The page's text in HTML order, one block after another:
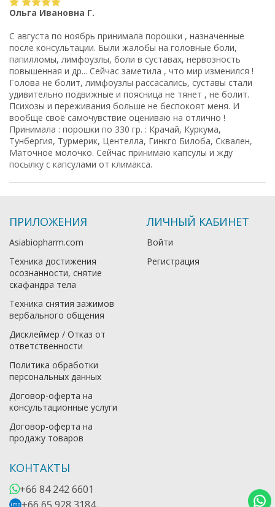
Ольга Ивановна Г.
С августа по ноябрь принимала порошки , назначенные
после консультации. Были жалобы на головные боли,
папилломы, лимфоузлы, боли в суставах, нервозность
повышенная и др... Сейчас заметила , что мир изменился !
Голова не болит, лимфоузлы рассасались, суставы стали
удивительно подвижные и поясница не тянет , не болит.
Психозы и переживания больше не беспокоят меня. И
вообще своё самочувствие оцениваю на отлично !
Принимала : порошки по 330 гр. : Крачай, Куркума,
Тунбергия, Турмерик, Центелла, Гинкго Билоба, Сквален,
Маточное молочко. Сейчас принимаю капсулы и жду
посылку с капсулами от климакса.
ПРИЛОЖЕНИЯ
Asiabiopharm.com
Техника достижения
осознанности, снятие
скафандра тела
Техника снятия зажимов
вербального общения
Дисклеймер / Отказ от
ответственности
Политика обработки
персональных данных
Договор-оферта на
консультационные услуги
Договор-оферта на
продажу товаров
ЛИЧНЫЙ КАБИНЕТ
Войти
Регистрация
КОНТАКТЫ
+66 84 242 6601
imo